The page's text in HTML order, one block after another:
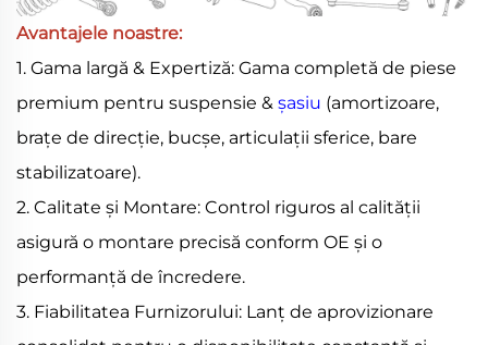
Avantajele noastre:
1. Gama largă & Expertiză: Gama completă de piese
premium pentru suspensie & șasiu (amortizoare,
brațe de direcție, bucșe, articulații sferice, bare
stabilizatoare).
2. Calitate și Montare: Control riguros al calității
asigură o montare precisă conform OE și o
performanță de încredere.
3. Fiabilitatea Furnizorului: Lanț de aprovizionare